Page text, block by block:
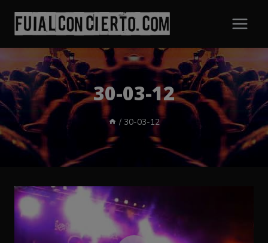
contenido
30-03-12
/ 30-03-12